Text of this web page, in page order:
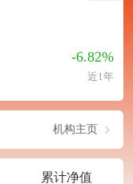
-6.82%
近1年
机构主页
累计净值